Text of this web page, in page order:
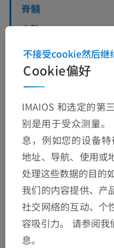
脊髓
大脑
翻译
发现错误？
欢迎提出更正、翻译
Cookie偏好
不接受cookie然后继
IMAIOS 和选定的第
别是用于受众测量
息，例如您的设备
地址、导航、使用或
处理这些数据的目的
我们的内容提供、产
社交网络的互动、个
容吸引力。 请参阅我
息。